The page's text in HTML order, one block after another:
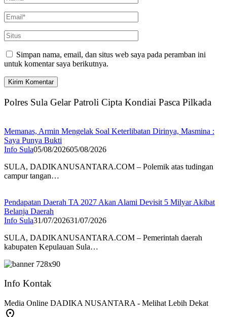
Simpan nama, email, dan situs web saya pada peramban ini
untuk komentar saya berikutnya.
Polres Sula Gelar Patroli Cipta Kondiai Pasca Pilkada
Memanas, Armin Mengelak Soal Keterlibatan Dirinya, Masmina :
Saya Punya Bukti
Info Sula05/08/202605/08/2026
SULA, DADIKANUSANTARA.COM – Polemik atas tudingan
campur tangan…
Pendapatan Daerah TA 2027 Akan Alami Devisit 5 Milyar Akibat
Belanja Daerah
Info Sula31/07/202631/07/2026
SULA, DADIKANUSANTARA.COM – Pemerintah daerah
kabupaten Kepulauan Sula…
Info Kontak
Media Online DADIKA NUSANTARA - Melihat Lebih Dekat